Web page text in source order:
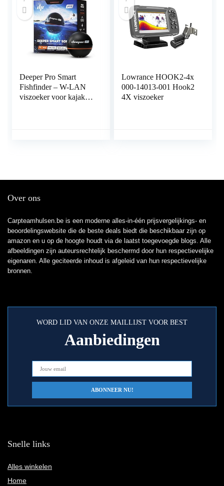
Deeper Pro Smart
Fishfinder – W-LAN
viszoeker voor kajak-
Lowrance HOOK2-4x
000-14013-001 Hook2
4X viszoeker
Over ons
Carpteamhulsen.be is een moderne alles-in-één prijsvergelijkings- en
beoordelingswebsite die de beste deals biedt die beschikbaar zijn op
amazon en u op de hoogte houdt via de laatst toegevoegde blogs. Alle
afbeeldingen zijn auteursrechtelijk beschermd door hun respectievelijke
eigenaren. Alle geciteerde inhoud is afgeleid van hun respectievelijke
bronnen.
WORD LID VAN ONZE MAILLIJST VOOR BEST
Aanbiedingen
Snelle links
Alles winkelen
Home